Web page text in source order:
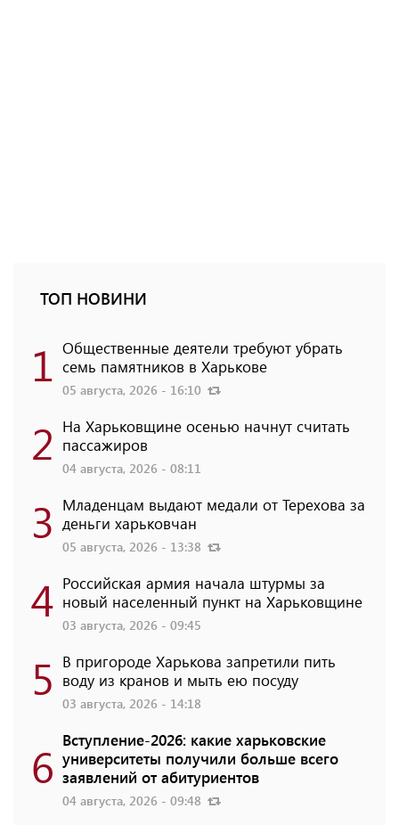
ТОП НОВИНИ
1 Общественные деятели требуют убрать
семь памятников в Харькове
05 августа, 2026 - 16:10
2 На Харьковщине осенью начнут считать
пассажиров
04 августа, 2026 - 08:11
3 Младенцам выдают медали от Терехова за
деньги харьковчан
05 августа, 2026 - 13:38
4 Российская армия начала штурмы за
новый населенный пункт на Харьковщине
03 августа, 2026 - 09:45
5 В пригороде Харькова запретили пить
воду из кранов и мыть ею посуду
03 августа, 2026 - 14:18
6 Вступление-2026: какие харьковские
университеты получили больше всего
заявлений от абитуриентов
04 августа, 2026 - 09:48